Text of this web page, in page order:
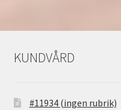
KUNDVÅRD
#11934 (ingen rubrik)